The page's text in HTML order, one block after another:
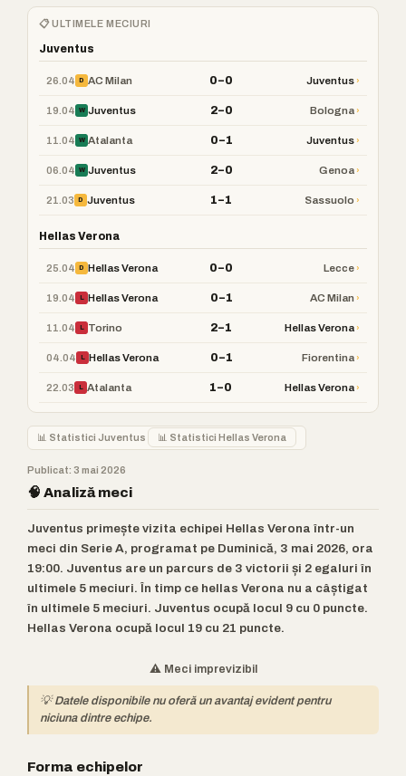
📋 ULTIMELE MECIURI
Juventus
26.04 D AC Milan 0–0 Juventus›
19.04 W Juventus 2–0 Bologna›
11.04 W Atalanta 0–1 Juventus›
06.04 W Juventus 2–0 Genoa›
21.03 D Juventus 1–1 Sassuolo ›
Hellas Verona
25.04 D Hellas Verona 0–0 Lecce›
19.04 L Hellas Verona 0–1 AC Milan›
11.04 L Torino 2–1 Hellas Verona›
04.04 L Hellas Verona 0–1 Fiorentina›
22.03 L Atalanta 1–0 Hellas Verona›
📊 Statistici Juventus 📊 Statistici Hellas Verona
Publicat: 3 mai 2026
🧠 Analiză meci
Juventus primește vizita echipei Hellas Verona într-un
meci din Serie A, programat pe Duminică, 3 mai 2026, ora
19:00. Juventus are un parcurs de 3 victorii și 2 egaluri în
ultimele 5 meciuri. În timp ce hellas Verona nu a câștigat
în ultimele 5 meciuri. Juventus ocupă locul 9 cu 0 puncte.
Hellas Verona ocupă locul 19 cu 21 puncte.
⚠️ Meci imprevizibil
💡 Datele disponibile nu oferă un avantaj evident pentru
niciuna dintre echipe.
Forma echipelor